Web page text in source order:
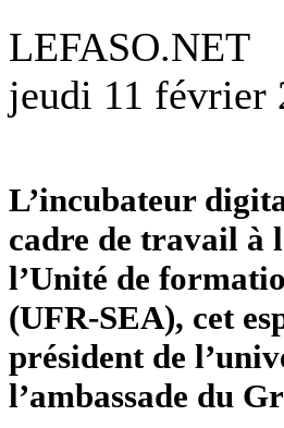
LEFASO.NET
jeudi 11 février
L’incubateur
cadre de travail à
l’Unité de
(UFR-SEA), cet
président de
l’ambassade du